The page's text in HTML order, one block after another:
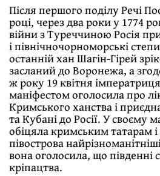
Після першого поділу Речі
році, через два роки у 1774
війни з Туреччиною Росія
і північночорноморські
останній хан Шагін-Гірей
засланий до Воронежа, а
ж року 19 квітня
маніфестом оголосила про
Кримського ханства і
та Кубані до Росії. У своєму
обіцяла кримським татарам
півострова
вона оголосила, що південні
кріпацтва.